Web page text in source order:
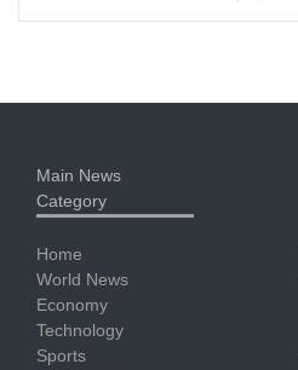
Main News
Category
Home
World News
Economy
Technology
Sports